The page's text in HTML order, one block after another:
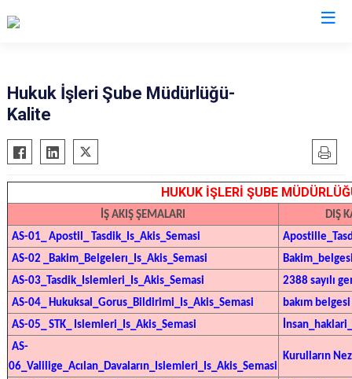
Hukuk İşleri Şube Müdürlüğü-
Kalite
HUKUK İŞLERİ ŞUBE
İŞ AKIŞ ŞEMALARI
DIŞ
AS-01_ Apostil Tasdik_Is_Akis_Semasi
AS-02 _ Bakim_Belgelerı_Is_Akis_Semasi
AS-03_Tasdik_Islemleri_Is_Akis_Semasi
2388 sayılı
AS-04_ Hukuksal_Gorus_Bildirimi_Is_Akis_Semasi
bakım belgesi
AS-05_ STK_ Islemleri_Is_Akis_Semasi
AS-
06_Valilige_Acılan_Davaların_Islemleri_Is_Akis_Semasi
Kurulların